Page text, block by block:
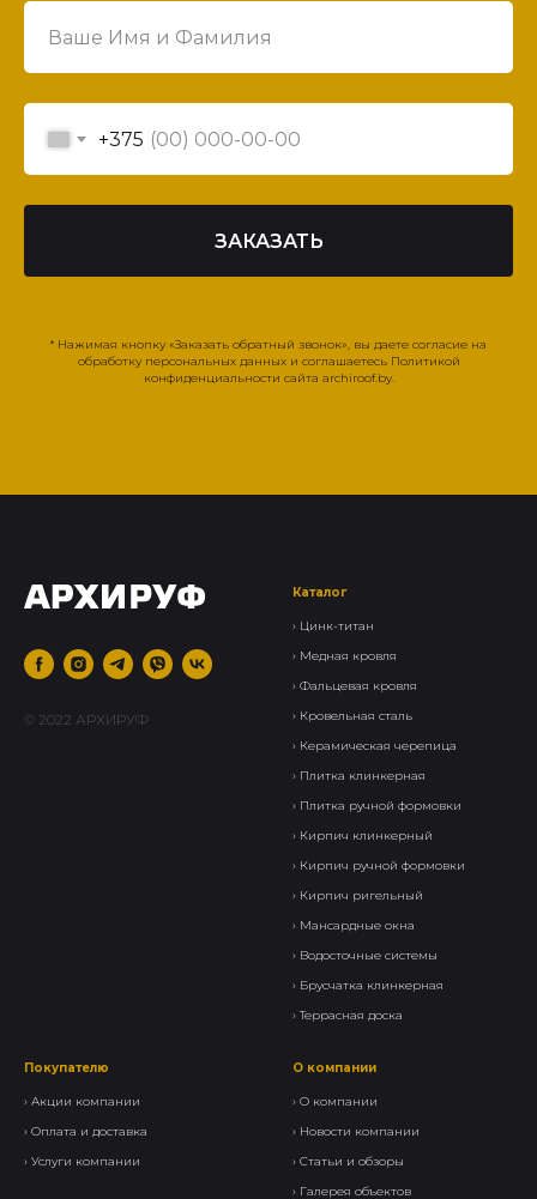
+375
ЗАКАЗАТЬ
* Нажимая кнопку «Заказать обратный звонок», вы даете согласие на
обработку персональных данных и соглашаетесь Политикой
конфиденциальности сайта archiroof.by.
© 2022 АРХИРУФ
Каталог
› Цинк-титан
› Медная кровля
› Фальцевая кровля
› Кровельная сталь
› Керамическая черепица
› Плитка клинкерная
› Плитка ручной формовки
› Кирпич клинкерный
› Кирпич ручной формовки
› Кирпич ригельный
› Мансардные окна
› Водосточные системы
› Брусчатка клинкерная
›Террасная доска
Покупателю
› Акции компании
› Оплата и доставка
› Услуги компании
О компании
› О компании
› Новости компании
› Статьи и обзоры
› Галерея объектов